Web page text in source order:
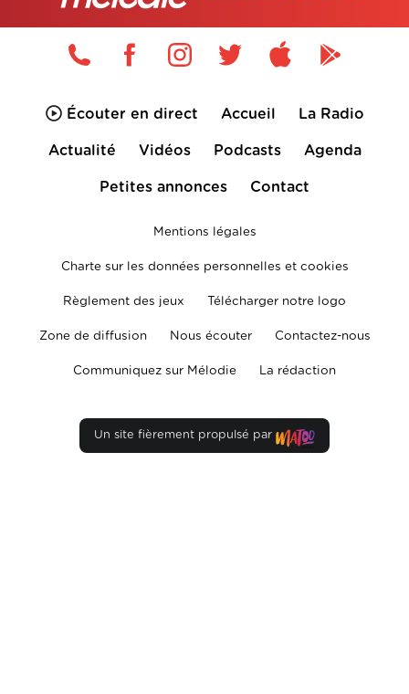
Écouter en direct Accueil La Radio
Actualité Vidéos Podcasts Agenda
Petites annonces Contact
Mentions légales
Charte sur les données personnelles et cookies
Règlement des jeux Télécharger notre logo
Zone de diffusion Nous écouter Contactez-nous
Communiquez sur Mélodie La rédaction
Un site fièrement propulsé par